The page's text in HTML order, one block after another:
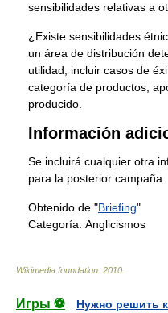
sensibilidades relativas a
¿Existe sensibilidades
un área de distribución
utilidad, incluir casos de
categoría de productos,
producido.
Información
Se incluirá cualquier otra
para la posterior campaña.
Obtenido de "Briefing"
Categoría: Anglicismos
Wikimedia foundation 2010
Игры ⚽
Нужно решить